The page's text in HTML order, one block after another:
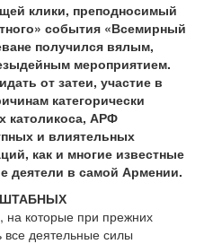
клики, преподносимый
события «Всемирный
получился вялым,
мероприятием.
от затеи, участие в
категорически
католикоса, АРФ
и влиятельных
как и многие известные
деятели в самой Армении.
на которые при прежних
все деятельные силы